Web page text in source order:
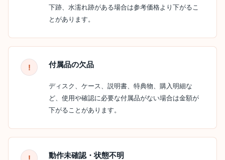
下跡、水濡れ跡がある場合は参考価格より下がるこ
とがあります。
付属品の欠品
ディスク、ケース、説明書、特典物、購入明細な
ど、使用や確認に必要な付属品がない場合は金額が
下がることがあります。
動作未確認・状態不明